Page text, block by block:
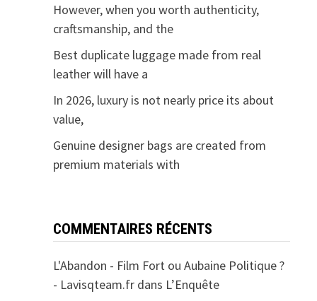
However, when you worth authenticity,
craftsmanship, and the
Best duplicate luggage made from real
leather will have a
In 2026, luxury is not nearly price its about
value,
Genuine designer bags are created from
premium materials with
COMMENTAIRES RÉCENTS
L'Abandon - Film Fort ou Aubaine Politique ?
- Lavisqteam.frdans L’Enquête